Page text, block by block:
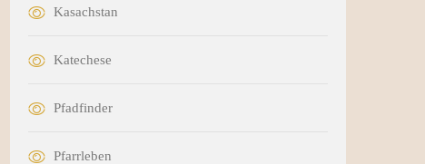
Kasachstan
Katechese
Pfadfinder
Pfarrleben